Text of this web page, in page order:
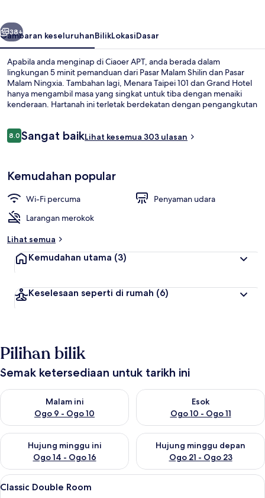
Seterusnya
38+
Gambaran keseluruhanBilikLokasiDasar
Apabila anda menginap di Ciaoer APT, anda berada dalam
lingkungan 5 minit pemanduan dari Pasar Malam Shilin dan Pasar
Malam Ningxia. Tambahan lagi, Menara Taipei 101 dan Grand Hotel
hanya mengambil masa yang singkat untuk tiba dengan menaiki
kenderaan. Hartanah ini terletak berdekatan dengan pengangkutan
Ulasan
8.08.0 daripada 10
Sangat baikLihat kesemua 303 ulasan
Kemudahan popular
Wi-Fi percuma
Penyaman udara
Larangan merokok
Lihat semua
Kemudahan utama (3)
Keselesaan seperti di rumah (6)
Pilihan bilik
Semak ketersediaan untuk tarikh ini
Malam ini
Ogo 9 - Ogo 10
Semak ketersediaan untuk malam ini Ogo 9 - Ogo 10
Esok
Ogo 10 - Ogo 11
Semak ketersediaan untuk
Hujung minggu ini
Ogo 14 - Ogo 16
Semak ketersediaan untuk hujung minggu ini Ogo 14 - Ogo 16
Hujung minggu depan
Ogo 21 - Ogo 23
Semak ketersediaan untuk
Lihat
semua
Classic Double Room | Langsir/tirai
8
Classic Double Room